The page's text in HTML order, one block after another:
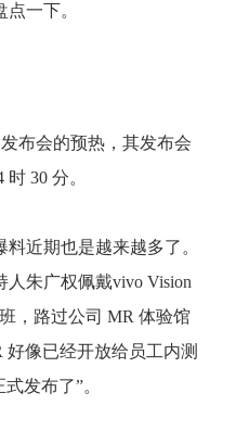
一下。
布会的预热，其发布会
30 分。
近期也是越来越多了。
朱广权佩戴vivo Vision
，路过公司 MR 体验馆
好像已经开放给员工内测
发布了”。